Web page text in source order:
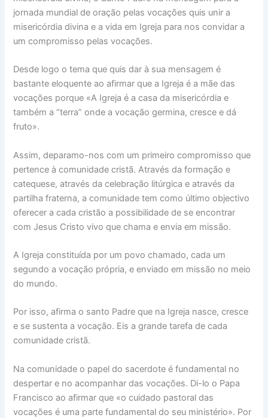
jornada mundial de oração pelas vocações quis unir a
misericórdia divina e a vida em Igreja para nos convidar a
um compromisso pelas vocações.
Desde logo o tema que quis dar à sua mensagem é
bastante eloquente ao afirmar que a Igreja é a mãe das
vocações porque «A Igreja é a casa da misericórdia e
também a “terra” onde a vocação germina, cresce e dá
fruto».
Assim, deparamo-nos com um primeiro compromisso que
pertence à comunidade cristã. Através da formação e
catequese, através da celebração litúrgica e através da
partilha fraterna, a comunidade tem como último objectivo
oferecer a cada cristão a possibilidade de se encontrar
com Jesus Cristo vivo que chama e envia em missão.
A Igreja constituída por um povo chamado, cada um
segundo a vocação própria, e enviado em missão no meio
do mundo.
Por isso, afirma o santo Padre que na Igreja nasce, cresce
e se sustenta a vocação. Eis a grande tarefa de cada
comunidade cristã.
Na comunidade o papel do sacerdote é fundamental no
despertar e no acompanhar das vocações. Di-lo o Papa
Francisco ao afirmar que «o cuidado pastoral das
vocações é uma parte fundamental do seu ministério». Por